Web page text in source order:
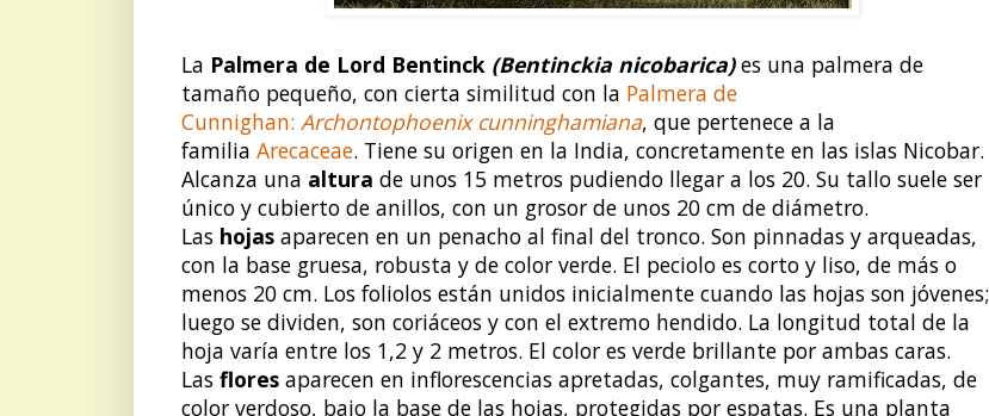
La Palmera de Lord Bentinck (Bentinckia nicobarica)es una palmera de
tamaño pequeño, con cierta similitud con la Palmera de
Cunnighan: Archontophoenix cunninghamiana, que pertenece a la
familia Arecaceae. Tiene su origen en la India, concretamente en las islas Nicobar.
Alcanza una altura de unos 15 metros pudiendo llegar a los 20. Su tallo suele ser
único y cubierto de anillos, con un grosor de unos 20 cm de diámetro.
Las hojas aparecen en un penacho al final del tronco. Son pinnadas y arqueadas,
con la base gruesa, robusta y de color verde. El peciolo es corto y liso, de más o
menos 20 cm. Los foliolos están unidos inicialmente cuando las hojas son jóvenes;
luego se dividen, son coriáceos y con el extremo hendido. La longitud total de la
hoja varía entre los 1,2 y 2 metros. El color es verde brillante por ambas caras.
Las flores aparecen en inflorescencias apretadas, colgantes, muy ramificadas, de
color verdoso, bajo la base de las hojas, protegidas por espatas. Es una planta